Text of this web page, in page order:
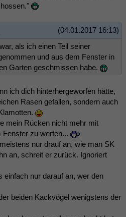
(04.01.2017 16:13)
als ich einen Teil seiner
und aus dem Fenster in
Garten geschmissen habe.
ich dich hinterhergeworfen hätte,
Rasen gefallen, sondern auch
mein Rücken nicht mehr mit
zu werfen...
nur drauf an, wie man SK
an, schreit er zurück. Ignoriert
nur darauf an, wer den
beiden Kackvögel wenigstens der